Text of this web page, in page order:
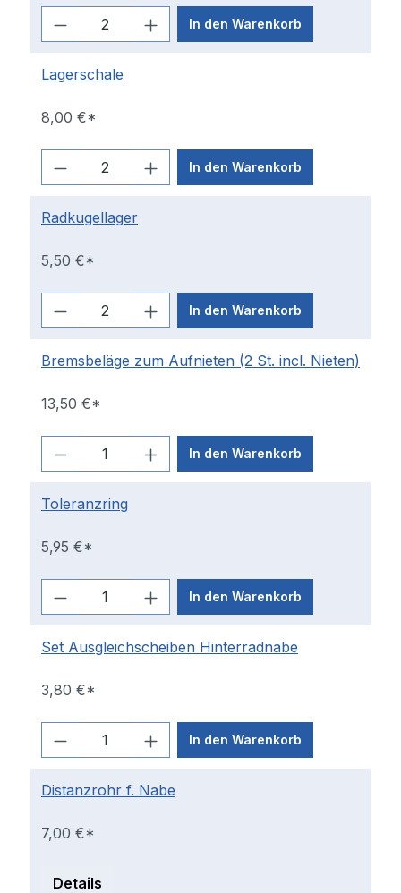
In den Warenkorb
Lagerschale
8,00 €*
In den Warenkorb
Radkugellager
5,50 €*
In den Warenkorb
Bremsbeläge zum Aufnieten (2 St. incl. Nieten)
13,50 €*
In den Warenkorb
Toleranzring
5,95 €*
In den Warenkorb
Set Ausgleichscheiben Hinterradnabe
3,80 €*
In den Warenkorb
Distanzrohr f. Nabe
7,00 €*
Details